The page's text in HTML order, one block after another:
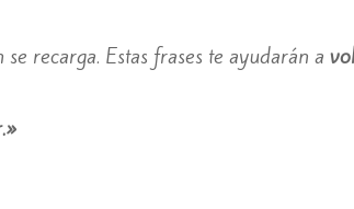
recarga. Estas frases te ayudarán a